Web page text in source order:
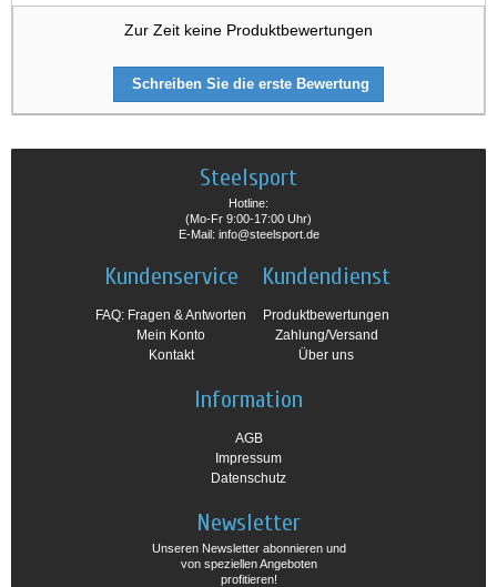
Zur Zeit keine Produktbewertungen
Schreiben Sie die erste Bewertung
Steelsport
Hotline:
(Mo-Fr 9:00-17:00 Uhr)
E-Mail: info@steelsport.de
Kundenservice
FAQ: Fragen & Antworten
Mein Konto
Kontakt
Kundendienst
Produktbewertungen
Zahlung/Versand
Über uns
Information
AGB
Impressum
Datenschutz
Newsletter
Unseren Newsletter abonnieren und
von speziellen Angeboten
profitieren!